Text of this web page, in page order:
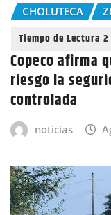
CHOLUTECA
Copeco afirma
riesgo la
controlada
noticias